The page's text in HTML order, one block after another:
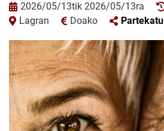
2026/05/13tik 2026/05/13ra
Lagran
Doako Partekatu